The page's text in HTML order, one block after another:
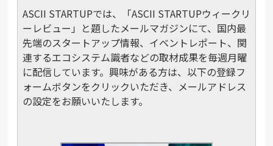
ASCII STARTUPでは、「ASCII STARTUPウィークリ
ーレビュー」と題したメールマガジンにて、国内最
先端のスタートアップ情報、イベントレポート、関
連するエコシステム識者などの取材成果を毎週月曜
に配信しています。興味がある方は、以下の登録フ
ォームボタンをクリックいただき、メールアドレス
の設定をお願いいたします。